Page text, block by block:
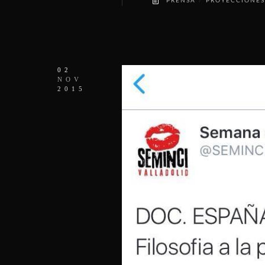
02
NOV
2015